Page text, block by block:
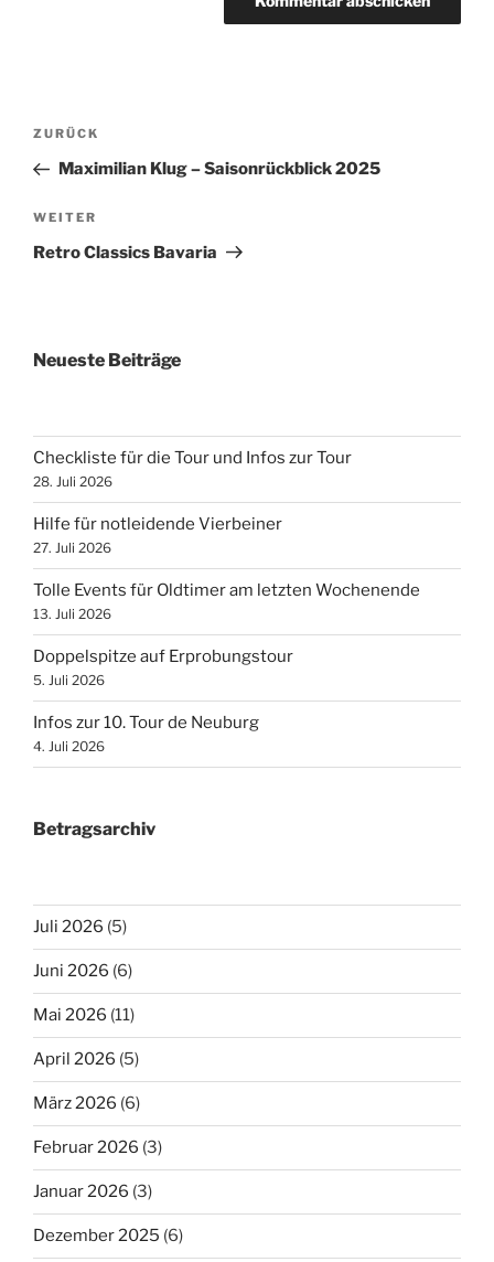
Beitragsnavigation
Vorheriger
Beitrag
ZURÜCK
Maximilian Klug – Saisonrückblick 2025
Nächster
Beitrag
WEITER
Retro Classics Bavaria
Neueste Beiträge
Checkliste für die Tour und Infos zur Tour
28. Juli 2026
Hilfe für notleidende Vierbeiner
27. Juli 2026
Tolle Events für Oldtimer am letzten Wochenende
13. Juli 2026
Doppelspitze auf Erprobungstour
5. Juli 2026
Infos zur 10. Tour de Neuburg
4. Juli 2026
Betragsarchiv
Juli 2026 (5)
Juni 2026 (6)
Mai 2026 (11)
April 2026 (5)
März 2026 (6)
Februar 2026 (3)
Januar 2026 (3)
Dezember 2025 (6)